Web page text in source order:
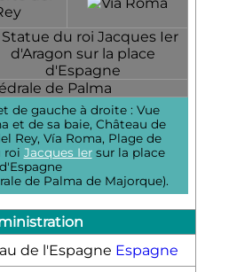
de gauche à droite : Vue
et de sa baie, Château de
Rey, Vía Roma, Plage de
roi Jacques Iersur la place
d'Espagne
de Palma de Majorque).
Espagne